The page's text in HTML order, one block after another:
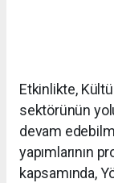
Etkinlikte,
sektörünün
devam
yapımlarının
kapsamında,